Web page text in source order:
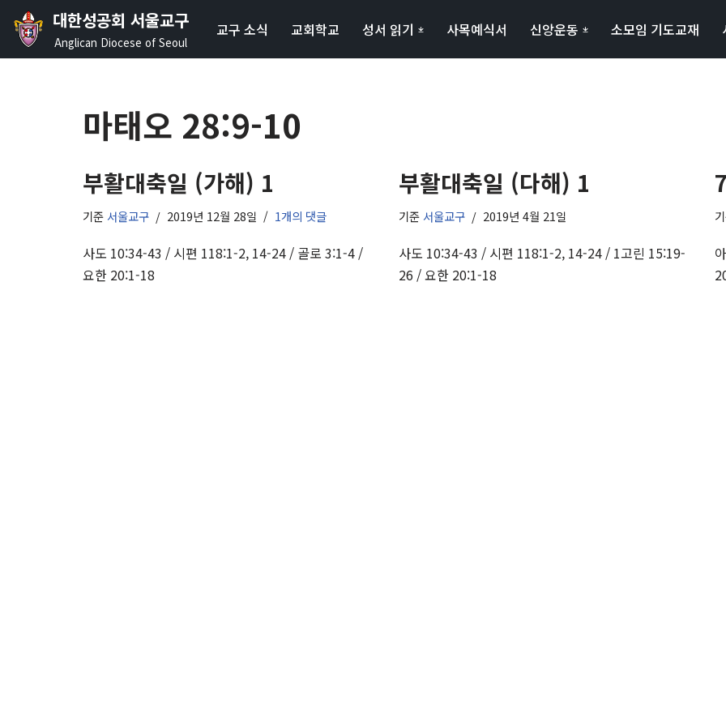
콘
대한성공회 서울교구
Anglican Diocese of Seoul
교구 소식 교회학교 성서 읽기 사목예식서 신앙운동 소모임 기도교재
마태오 28:9-10
부활대축일 (가해) 1
기준 서울교구 2019년 12월 28일 1개의 댓글
사도 10:34-43 / 시편 118:1-2, 14-24 / 골로 3:1-4 /
요한 20:1-18
부활대축일 (다해) 1
기준 서울교구 2019년 4월 21일
사도 10:34-43 / 시편 118:1-2, 14-24 / 1고린 15:19-
26 / 요한 20:1-18